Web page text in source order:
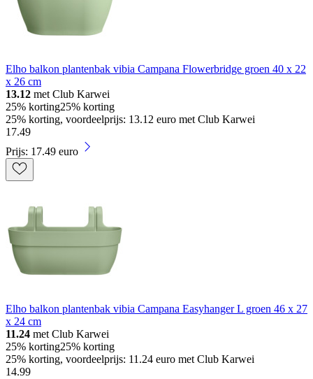
Elho balkon plantenbak vibia Campana Flowerbridge groen 40 x 22
x 26 cm
13.12 met Club Karwei
25% korting25% korting
25% korting, voordeelprijs: 13.12 euro met Club Karwei
17.49
Prijs: 17.49 euro
Elho balkon plantenbak vibia Campana Easyhanger L groen 46 x 27
x 24 cm
11.24 met Club Karwei
25% korting25% korting
25% korting, voordeelprijs: 11.24 euro met Club Karwei
14.99